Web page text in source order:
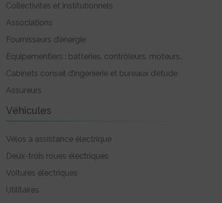
Collectivités et institutionnels
Associations
Fournisseurs d’énergie
Equipementiers : batteries, contrôleurs, moteurs..
Cabinets conseil d’ingénierie et bureaux d’étude
Assureurs
Véhicules
Vélos à assistance électrique
Deux-trois roues électriques
Voitures électriques
Utilitaires